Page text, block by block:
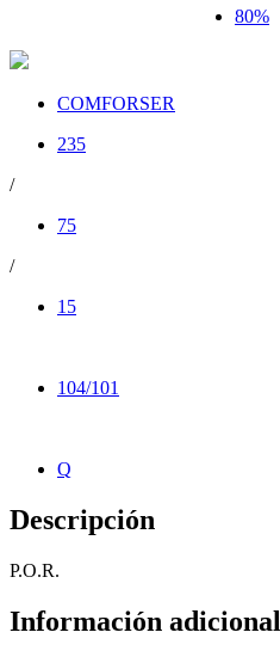
80%
COMFORSER
235
/
75
/
15
104/101
Q
Descripción
P.O.R.
Información adicional